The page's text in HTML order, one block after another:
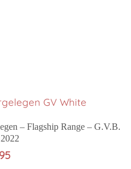
In den Warenkorb
– Flagship Range – G.V.B.